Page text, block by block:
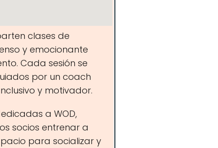
clases de
y emocionante
Cada sesión se
por un coach
y motivador.
a WOD,
socios entrenar a
para socializar y